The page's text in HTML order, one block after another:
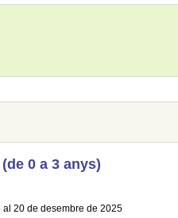
0 a 3 anys)
al 20 de desembre de 2025